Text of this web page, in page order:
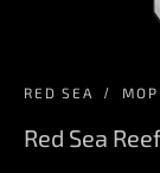
RED SEA
Red Sea